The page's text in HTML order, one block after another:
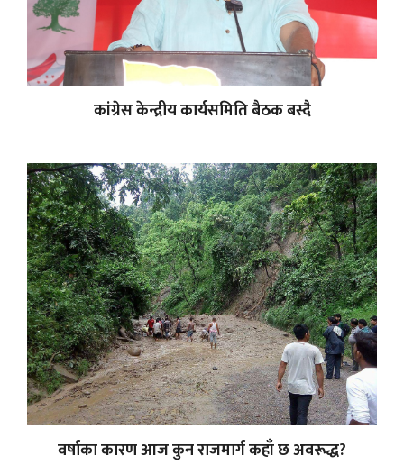
कांग्रेस केन्द्रीय कार्यसमिति बैठक बस्दै
वर्षाका कारण आज कुन राजमार्ग कहाँ छ अवरूद्ध?